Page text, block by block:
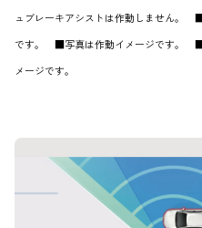
ュブレーキアシストは作動しません。
です。 ■写真は作動イメージです。 ■
メージです。